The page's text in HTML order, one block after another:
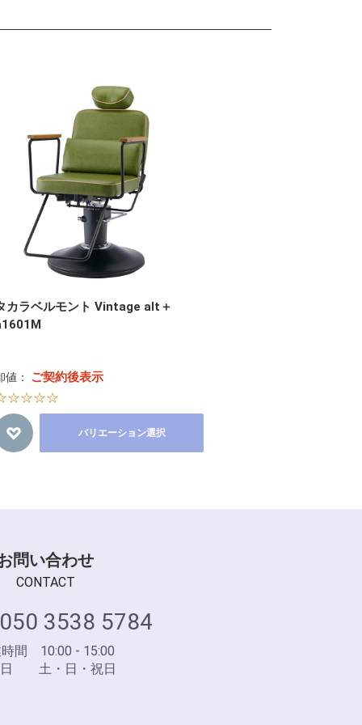
カラベルモント Vintage alt＋
値： ご契約後表示
バリエーション選択
問い合わせ
CONTACT
3538 5784
間 10:00 - 15:00
日 土・日・祝日